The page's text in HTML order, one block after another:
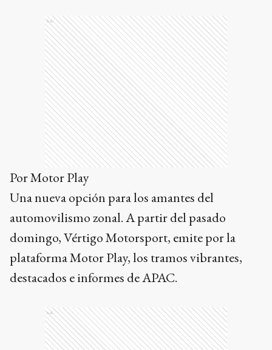
Ads
Por Motor Play
Una nueva opción para los amantes del
automovilismo zonal. A partir del pasado
domingo, Vértigo Motorsport, emite por la
plataforma Motor Play, los tramos vibrantes,
destacados e informes de APAC.
Ads